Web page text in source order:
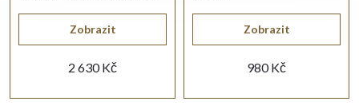
2 630 Kč
Zobrazit
980 Kč
Zobrazit